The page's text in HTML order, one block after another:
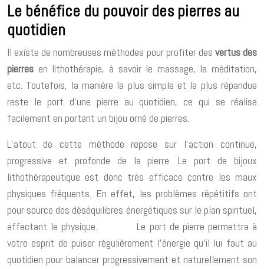
Le bénéfice du pouvoir des pierres au
quotidien
Il existe de nombreuses méthodes pour profiter des vertus des
pierres en lithothérapie, à savoir le massage, la méditation,
etc. Toutefois, la manière la plus simple et la plus répandue
reste le port d’une pierre au quotidien, ce qui se réalise
facilement en portant un bijou orné de pierres.
L’atout de cette méthode repose sur l’action continue,
progressive et profonde de la pierre. Le port de bijoux
lithothérapeutique est donc très efficace contre les maux
physiques fréquents. En effet, les problèmes répétitifs ont
pour source des déséquilibres énergétiques sur le plan spirituel,
affectant le physique. Le port de pierre permettra à
votre esprit de puiser régulièrement l’énergie qu’il lui faut au
quotidien pour balancer progressivement et naturellement son